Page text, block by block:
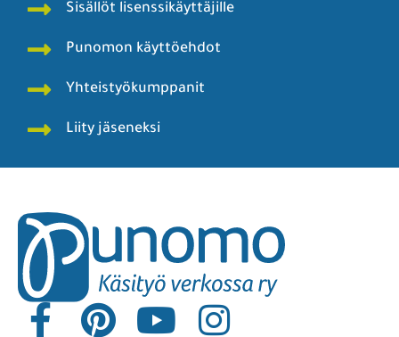
Sisällöt lisenssikäyttäjille
Punomon käyttöehdot
Yhteistyökumppanit
Liity jäseneksi